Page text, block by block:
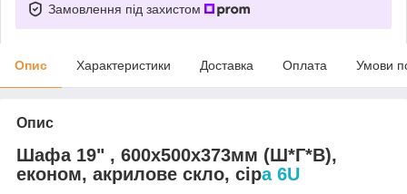
Замовлення під захистом
Опис Характеристики Доставка Оплата Умови
Опис
Шафа 19" , 600x500x373мм (Ш*Г*В),
економ, акрилове скло, сіра 6U